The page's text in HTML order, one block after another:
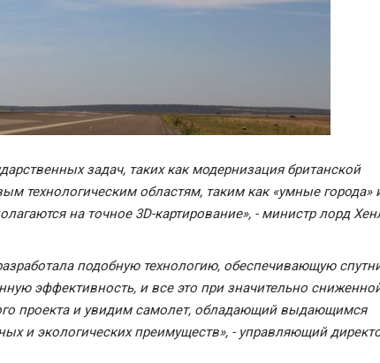
задач, таких как модернизация британской
технологическим областям, таким как «умные города»
на точное 3D-картирование», - министр лорд
подобную технологию, обеспечивающую
эффективность, и все это при значительно
проекта и увидим самолет, обладающий выдающимся
и экологических преимуществ», - управляющий